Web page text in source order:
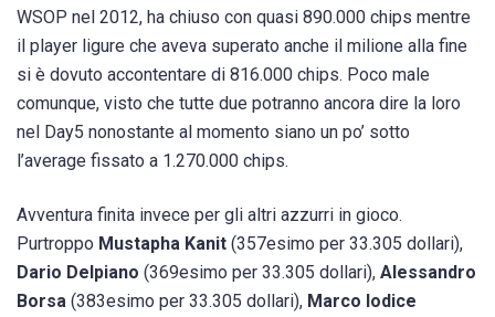
WSOP nel 2012, ha chiuso con quasi 890.000 chips mentre
il player ligure che aveva superato anche il milione alla fine
si è dovuto accontentare di 816.000 chips. Poco male
comunque, visto che tutte due potranno ancora dire la loro
nel Day5 nonostante al momento siano un po’ sotto
l’average fissato a 1.270.000 chips.
Avventura finita invece per gli altri azzurri in gioco.
Purtroppo Mustapha Kanit (357esimo per 33.305 dollari),
Dario Delpiano (369esimo per 33.305 dollari), Alessandro
Borsa (383esimo per 33.305 dollari), Marco Iodice